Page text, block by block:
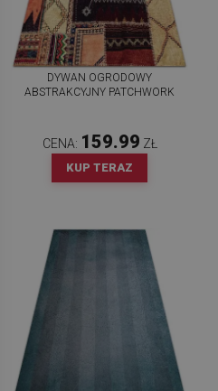
DYWAN OGRODOWY
ABSTRAKCYJNY PATCHWORK
CENA: 159.99 ZŁ
KUP TERAZ